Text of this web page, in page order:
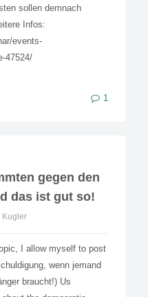
sollen demnach
Infos:
events-
47524/
1
gegen den
das ist gut so!
Kugler
I allow myself to post
wenn jemand
braucht!) Us